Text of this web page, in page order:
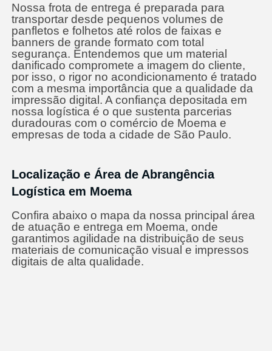
Nossa frota de entrega é preparada para
transportar desde pequenos volumes de
panfletos e folhetos até rolos de faixas e
banners de grande formato com total
segurança. Entendemos que um material
danificado compromete a imagem do cliente,
por isso, o rigor no acondicionamento é tratado
com a mesma importância que a qualidade da
impressão digital. A confiança depositada em
nossa logística é o que sustenta parcerias
duradouras com o comércio de Moema e
empresas de toda a cidade de São Paulo.
Localização e Área de Abrangência
Logística em Moema
Confira abaixo o mapa da nossa principal área
de atuação e entrega em Moema, onde
garantimos agilidade na distribuição de seus
materiais de comunicação visual e impressos
digitais de alta qualidade.